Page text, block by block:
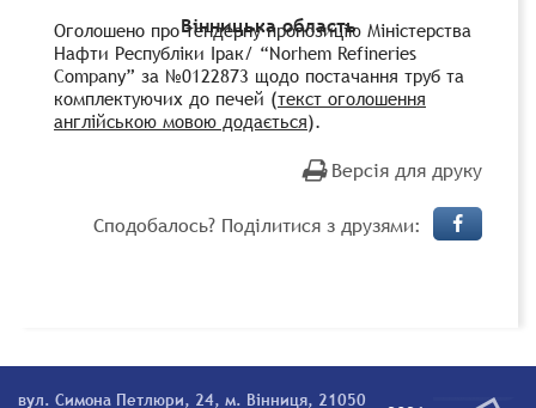
Вінницька область
Оголошено про тендерну пропозицію Міністерства
Нафти Республіки Ірак/ “Norhem Refineries
Company” за №0122873 щодо постачання труб та
комплектуючих до печей (текст оголошення
англійською мовою додається).
Версія для друку
Сподобалось? Поділитися з друзями:
вул. Симона Петлюри, 24, м. Вінниця, 21050